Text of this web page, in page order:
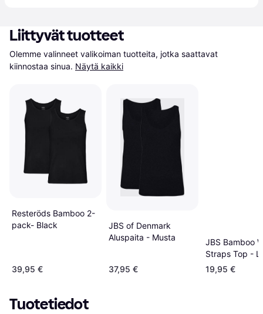
Liittyvät tuotteet
Olemme valinneet valikoiman tuotteita, jotka saattavat
kiinnostaa sinua. Näytä kaikki
Resteröds Bamboo 2-
pack- Black
39,95 €
JBS of Denmark
Aluspaita - Musta
37,95 €
JBS Bamboo
Straps Top -
Grey
19,95 €
Tuotetiedot